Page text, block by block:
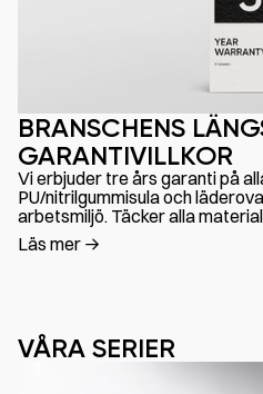
BRANSCHENS
GARANTIVILLKOR
Vi erbjuder tre års garanti på
PU/nitrilgummisula och
arbetsmiljö. Täcker alla
Läs mer
VÅRA SERIER